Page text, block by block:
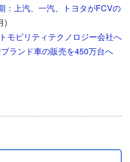
：上汽、一汽、トヨタがFCVの
)
モビリティテクノロジー会社へ
ランド車の販売を450万台へ